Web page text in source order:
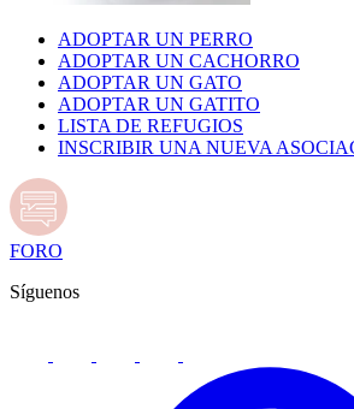
ADOPTAR UN PERRO
ADOPTAR UN CACHORRO
ADOPTAR UN GATO
ADOPTAR UN GATITO
LISTA DE REFUGIOS
INSCRIBIR UNA NUEVA
FORO
Síguenos